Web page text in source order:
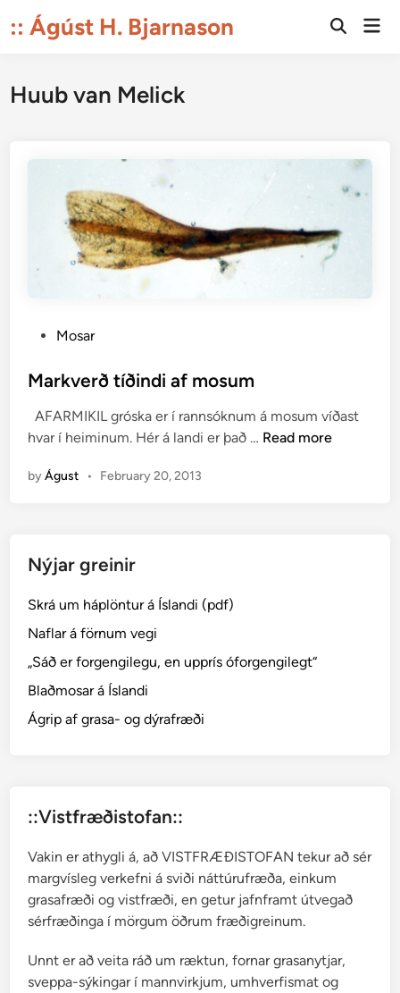
to:: Ágúst H. Bjarnason
Open
Huub van Melick
s
e
d
n
Mosar
Markverð tíðindi af mosum
AFARMIKIL gróska er í rannsóknum á mosum víðast
hvar í heiminum. Hér á landi er það … M
i
u
m
Read more
byÁgust • February 20, 2013
Nýjar greinir
Skrá um háplöntur á Íslandi (pdf)
Naflar á förnum vegi
„Sáð er forgengilegu, en upprís óforgengilegt“
Blaðmosar á Íslandi
Ágrip af grasa- og dýrafræði
::Vistfræðistofan::
Vakin er athygli á, að VISTFRÆÐISTOFAN tekur að sér
margvísleg verkefni á sviði náttúrufræða, einkum
grasafræði og vistfræði, en getur jafnframt útvegað
sérfræðinga í mörgum öðrum fræðigreinum.
Unnt er að veita ráð um ræktun, fornar grasanytjar,
sveppa-sýkingar í mannvirkjum, umhverfismat og